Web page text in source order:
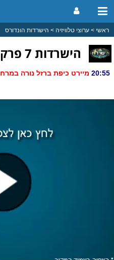
ראשי ערוצי טלוויזיה הישרדות הונדורס
הישרדות 7 פרק 24